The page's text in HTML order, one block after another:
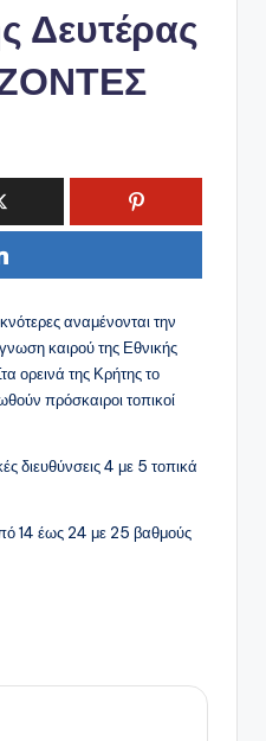
Δευτέρας
αναμένονται την
καιρού της Εθνικής
ορεινά της Κρήτης το
πρόσκαιροι τοπικοί
διευθύνσεις 4 με 5 τοπικά
14 έως 24 με 25 βαθμούς